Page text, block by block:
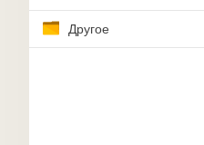
Другое